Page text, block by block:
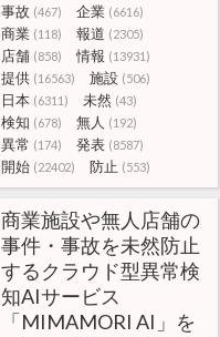
事故 (467) 企業 (6616)
商業 (118) 報道 (2305)
店舗 (858) 情報 (13931)
提供 (16563) 施設 (506)
日本 (6311) 未然 (43)
検知 (678) 無人 (192)
異常 (174) 発表 (8587)
開始 (22402) 防止 (553)
商業施設や無人店舗の
事件・事故を未然防止
するクラウド型異常検
知AIサービス
「MIMAMORI AI」を